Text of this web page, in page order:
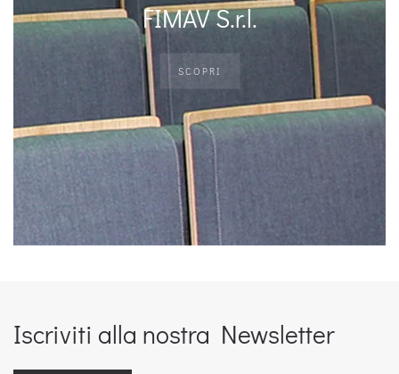
FIMAV S.r.l.
SCOPRI
Iscriviti alla nostra Newsletter